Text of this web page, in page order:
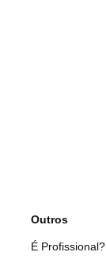
Outros
É Profissional?